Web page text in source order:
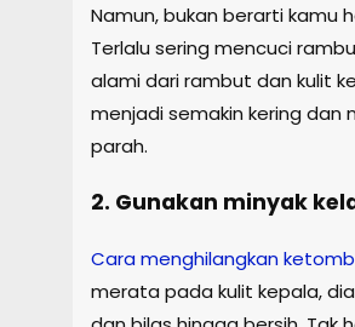
Namun, bukan berarti kamu
Terlalu sering mencuci
alami dari rambut dan kulit
menjadi semakin kering dan
parah.
2. Gunakan minyak
Cara menghilangkan
merata pada kulit kepala,